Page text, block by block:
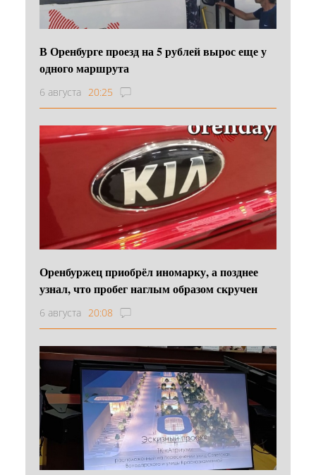
В Оренбурге проезд на 5 рублей вырос еще у
одного маршрута
6 августа 20:25
Оренбуржец приобрёл иномарку, а позднее
узнал, что пробег наглым образом скручен
6 августа 20:08